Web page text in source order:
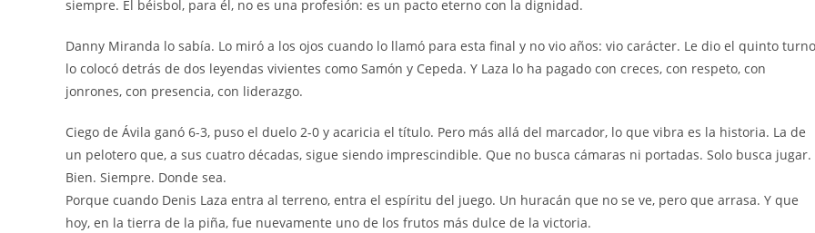
siempre. El béisbol, para él, no es una profesión: es un pacto eterno con la dignidad.
Danny Miranda lo sabía. Lo miró a los ojos cuando lo llamó para esta final y no vio años: vio carácter. Le dio el quinto
lo colocó detrás de dos leyendas vivientes como Samón y Cepeda. Y Laza lo ha pagado con creces, con respeto, con
jonrones, con presencia, con liderazgo.
Ciego de Ávila ganó 6-3, puso el duelo 2-0 y acaricia el título. Pero más allá del marcador, lo que vibra es la historia. La de
un pelotero que, a sus cuatro décadas, sigue siendo imprescindible. Que no busca cámaras ni portadas. Solo busca jugar.
Bien. Siempre. Donde sea.
Porque cuando Denis Laza entra al terreno, entra el espíritu del juego. Un huracán que no se ve, pero que arrasa. Y que
hoy, en la tierra de la piña, fue nuevamente uno de los frutos más dulce de la victoria.